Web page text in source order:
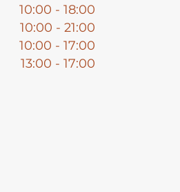
10:00 - 18:00
10:00 - 21:00
10:00 - 17:00
13:00 - 17:00